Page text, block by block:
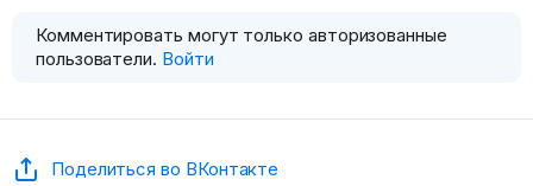
Комментировать могут только авторизованные
пользователи. Войти
Поделиться во ВКонтакте